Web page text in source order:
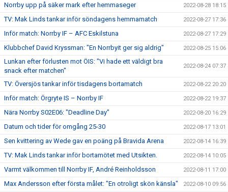
Norrby upp på säker mark efter hemmaseger 2022-08-28 18:15
TV: Mak Linds tankar inför söndagens hemmamatch 2022-08-27 17:36
Inför match: Norrby IF – AFC Eskilstuna 2022-08-27 17:29
Klubbchef David Kryssman: "En Norrbyit ger sig aldrig" 2022-08-25 15:06
Lunkan efter förlusten mot ÖIS: "Vi hade ett väldigt bra
snack efter matchen"
2022-08-24 07:37
TV: Översjös tankar inför tisdagens bortamatch 2022-08-22 20:20
Inför match: Örgryte IS – Norrby IF 2022-08-22 19:37
Nära Norrby S02E06: "Deadline Day" 2022-08-20 16:29
Datum och tider för omgång 25-30 2022-08-17 13:01
Sen kvittering av Wede gav en poäng på Bravida Arena 2022-08-14 16:39
TV: Mak Linds tankar inför bortamötet med Utsikten. 2022-08-14 10:05
Varmt välkommen till Norrby IF, André Reinholdsson 2022-08-11 17:00
Max Andersson efter första målet: "En otroligt skön känsla" 2022-08-10 09:56